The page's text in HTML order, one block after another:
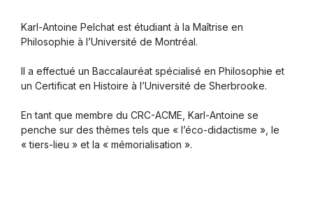
Karl-Antoine Pelchat est étudiant à la Maîtrise en
Philosophie à l’Université de Montréal.
Il a effectué un Baccalauréat spécialisé en Philosophie et
un Certificat en Histoire à l’Université de Sherbrooke.
En tant que membre du CRC-ACME, Karl-Antoine se
penche sur des thèmes tels que « l’éco-didactisme », le
« tiers-lieu » et la « mémorialisation ».